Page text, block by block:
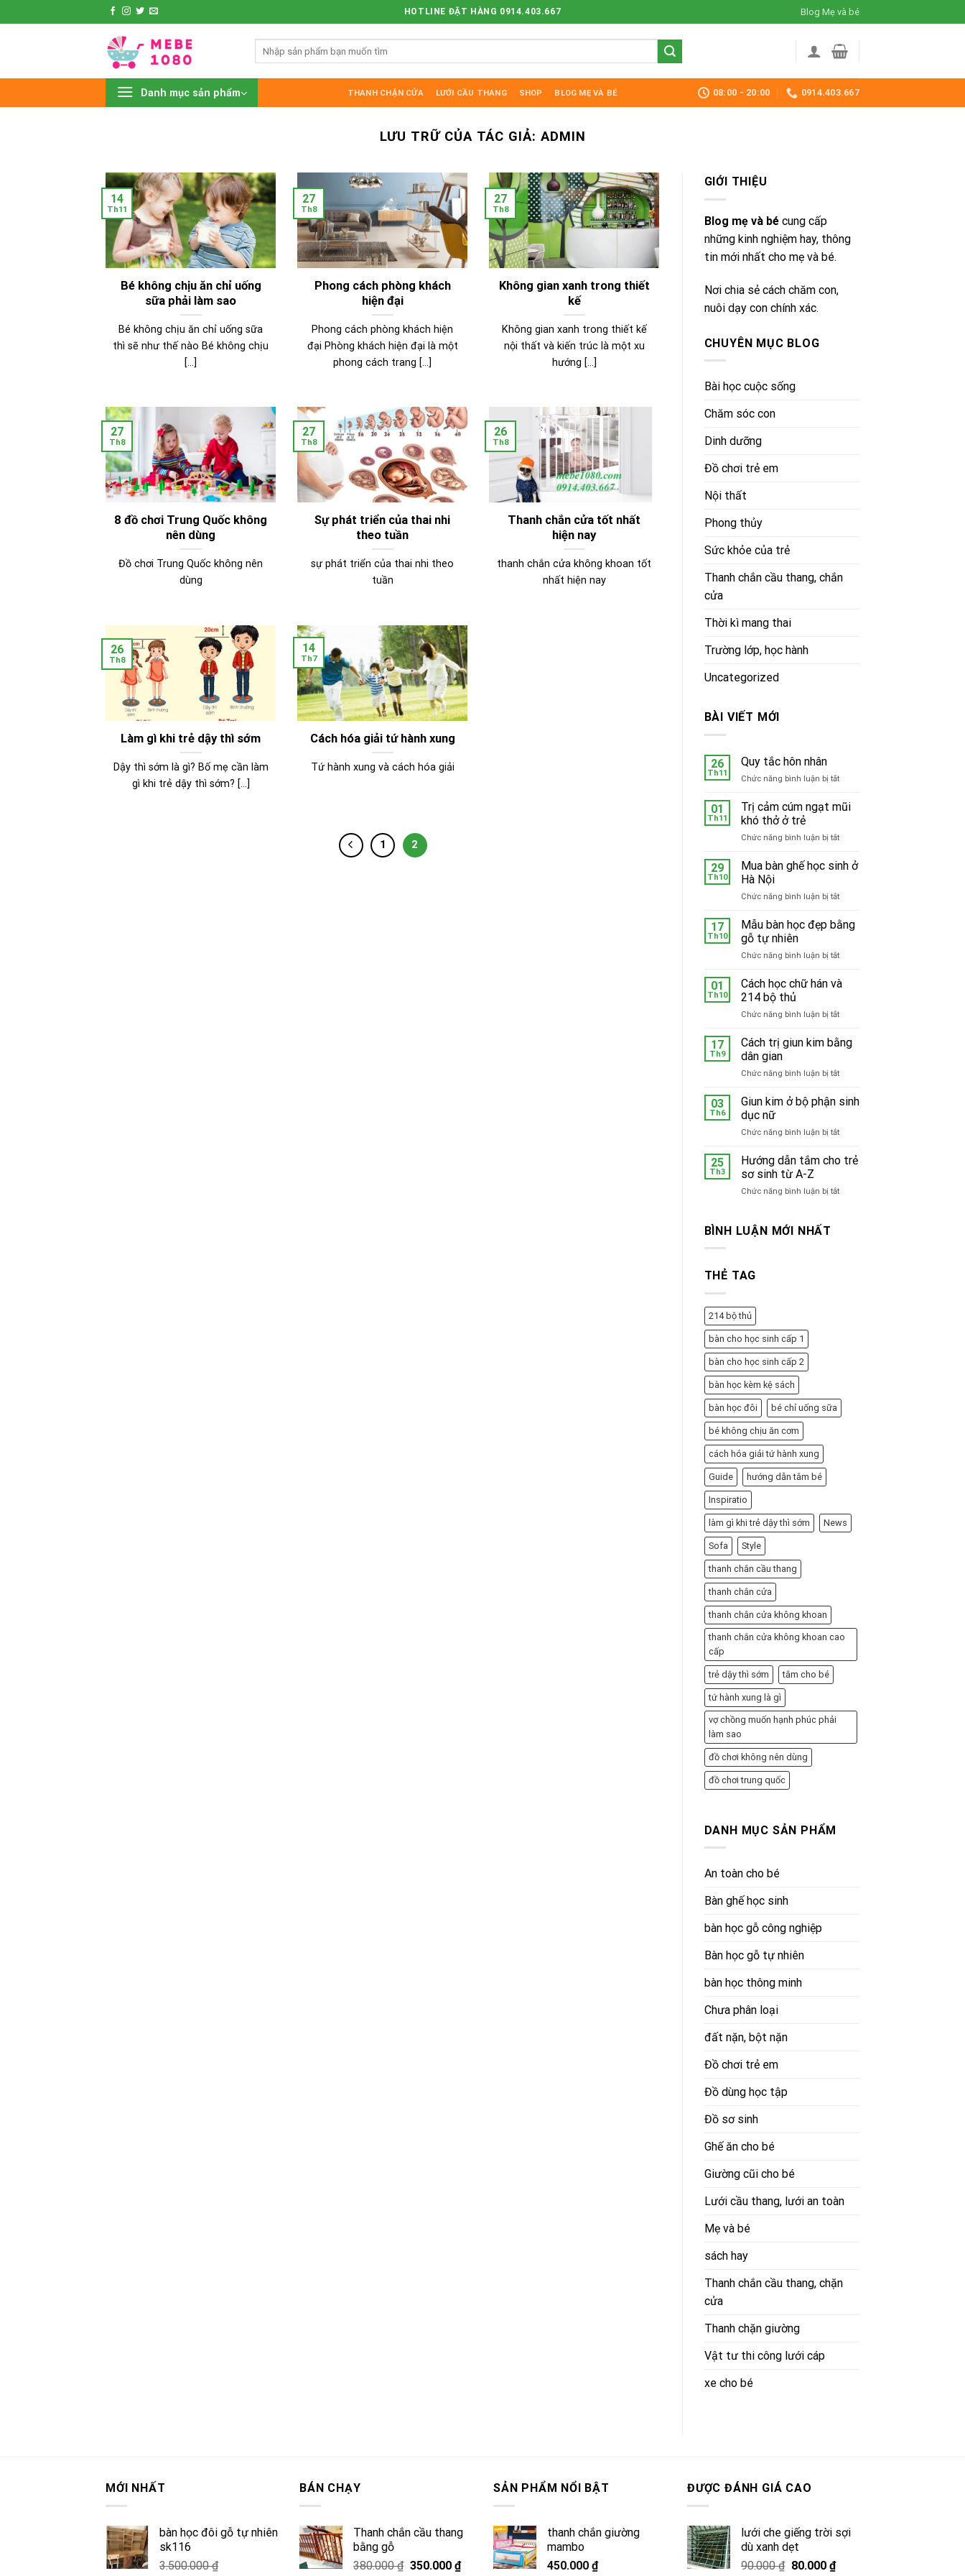
đến
HOTLINE ĐẶT HÀNG 0914.403.667 Blog Mẹ và bé
kiếm:
Danh mục sản phẩm THANH CHẶN CỬA LƯỚI CẦU THANG SHOP BLOG MẸ VÀ BÉ 08:00 - 20:00 0914.403.667
LƯU TRỮ CỦA TÁC GIẢ: ADMIN
Bé không chịu ăn chỉ uống
sữa phải làm sao
Bé không chịu ăn chỉ uống sữa
thì sẽ như thế nào Bé không chịu
[...]
14
Th11
Phong cách phòng khách
hiện đại
Phong cách phòng khách hiện
đại Phòng khách hiện đại là một
phong cách trang [...]
27
Th8
Không gian xanh trong thiết
kế
Không gian xanh trong thiết kế
nội thất và kiến trúc là một xu
hướng [...]
27
Th8
8 đồ chơi Trung Quốc không
nên dùng
Đồ chơi Trung Quốc không nên
dùng
27
Th8
Sự phát triển của thai nhi
theo tuần
sự phát triển của thai nhi theo
tuần
27
Th8
Thanh chắn cửa tốt nhất
hiện nay
thanh chắn cửa không khoan tốt
nhất hiện nay
26
Th8
Làm gì khi trẻ dậy thì sớm
Dậy thì sớm là gì? Bố mẹ cần làm
gì khi trẻ dậy thì sớm? [...]
26
Th8
Cách hóa giải tứ hành xung
Tứ hành xung và cách hóa giải
14
Th7
1 2
GIỚI THIỆU
Blog mẹ và bécung cấp
những kinh nghiệm hay, thông
tin mới nhất cho mẹ và bé.
Nơi chia sẻ cách chăm con,
nuôi dạy con chính xác.
CHUYÊN MỤC BLOG
Bài học cuộc sống
Chăm sóc con
Dinh dưỡng
Đồ chơi trẻ em
Nội thất
Phong thủy
Sức khỏe của trẻ
Thanh chắn cầu thang, chắn
cửa
Thời kì mang thai
Trường lớp, học hành
Uncategorized
BÀI VIẾT MỚI
26
Th11
Quy tắc hôn nhân
Chức năng bình luận bị tắtở
tắc
hôn
01
Th11
Trị cảm cúm ngạt mũi
khó thở ở trẻ
Chức năng bình luận bị tắtở
cảm
cúm
mũi
thở
29
Th10
Mua bàn ghế học sinh ở
Hà Nội
Chức năng bình luận bị tắtở
bàn
ghế
sinh
Hà
17
Th10
Mẫu bàn học đẹp bằng
gỗ tự nhiên
Chức năng bình luận bị tắtở
bàn
bằng
tự
01
Th10
Cách học chữ hán và
214 bộ thủ
Chức năng bình luận bị tắtở
học
chữ
và
bộ
17
Th9
Cách trị giun kim bằng
dân gian
Chức năng bình luận bị tắtở
trị
bằng
gian
03
Th6
Giun kim ở bộ phận sinh
dục nữ
Chức năng bình luận bị tắtở
kim
phận
25
Th3
Hướng dẫn tắm cho trẻ
sơ sinh từ A-Z
Chức năng bình luận bị tắtở
BÌNH LUẬN MỚI NHẤT
THẺ TAG
214 bộ thủ
bàn cho học sinh cấp 1
bàn cho học sinh cấp 2
bàn học kèm kệ sách
bàn học đôi bé chỉ uống sữa
bé không chịu ăn cơm
cách hóa giải tứ hành xung
Guide hướng dẫn tắm bé
Inspiratio
làm gì khi trẻ dậy thì sớm News
Sofa Style
thanh chắn cầu thang
thanh chắn cửa
thanh chắn cửa không khoan
thanh chắn cửa không khoan cao
cấp
trẻ dậy thì sớm tắm cho bé
tứ hành xung là gì
vợ chồng muốn hạnh phúc phải
làm sao
đồ chơi không nên dùng
đồ chơi trung quốc
DANH MỤC SẢN PHẨM
An toàn cho bé
Bàn ghế học sinh
bàn học gỗ công nghiệp
Bàn học gỗ tự nhiên
bàn học thông minh
Chưa phân loại
đất nặn, bột nặn
Đồ chơi trẻ em
Đồ dùng học tập
Đồ sơ sinh
Ghế ăn cho bé
Giường cũi cho bé
Lưới cầu thang, lưới an toàn
Mẹ và bé
sách hay
Thanh chắn cầu thang, chặn
cửa
Thanh chặn giường
Vật tư thi công lưới cáp
xe cho bé
MỚI NHẤT
bàn học đôi gỗ tự nhiên
sk116
3.500.000₫
BÁN CHẠY
Thanh chắn cầu thang
bằng gỗ
380.000₫ Giá
350.000 ₫Giá
SẢN PHẨM NỔI BẬT
thanh chắn giường
mambo
450.000 ₫
ĐƯỢC ĐÁNH GIÁ CAO
lưới che giếng trời sợi
dù xanh dẹt
90.000₫ Giá
80.000 ₫Giá